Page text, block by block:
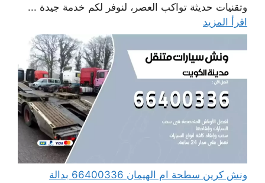
وتقنيات حديثة تواكب العصر، لنوفر لكم خدمة جيدة ...
اقرأ المزيد
ونش كرين سطحة ام الهيمان 66400336 بدالة